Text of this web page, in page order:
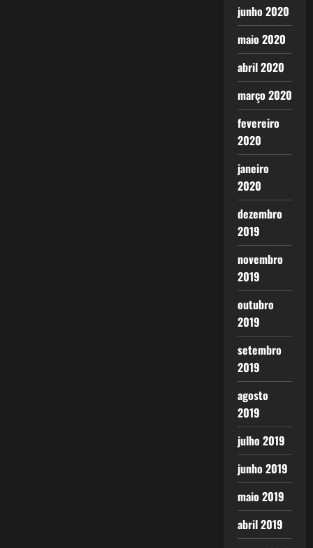
junho 2020
maio 2020
abril 2020
março 2020
fevereiro
2020
janeiro
2020
dezembro
2019
novembro
2019
outubro
2019
setembro
2019
agosto
2019
julho 2019
junho 2019
maio 2019
abril 2019